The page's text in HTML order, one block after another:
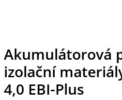
Akumulátorová
izolační
4,0 EBI-Plus